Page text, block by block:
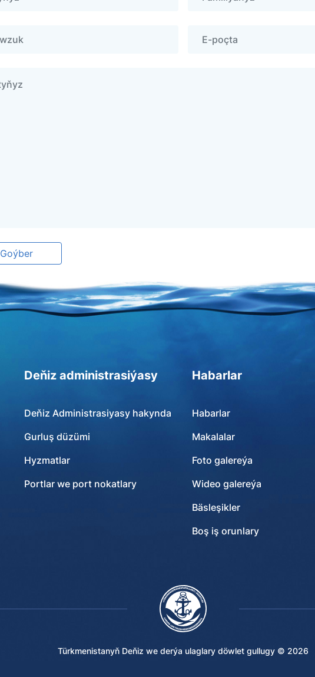
Goýber
Deňiz administrasiýasy
Deňiz Administrasiyasy hakynda
Gurluş düzümi
Hyzmatlar
Portlar we port nokatlary
Habarlar
Habarlar
Makalalar
Foto galereýa
Wideo galereýa
Bäsleşikler
Boş iş orunlary
Türkmenistanyň Deňiz we derýa ulaglary döwlet gullugy © 2026